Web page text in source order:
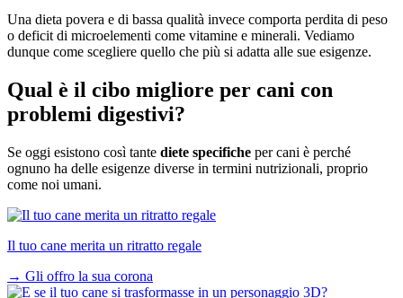
Una dieta povera e di bassa qualità invece comporta perdita di peso
o deficit di microelementi come vitamine e minerali. Vediamo
dunque come scegliere quello che più si adatta alle sue esigenze.
Qual è il cibo migliore per cani con
problemi digestivi?
Se oggi esistono così tante diete specifiche per cani è perché
ognuno ha delle esigenze diverse in termini nutrizionali, proprio
come noi umani.
Il tuo cane merita un ritratto regale
→ Gli offro la sua corona